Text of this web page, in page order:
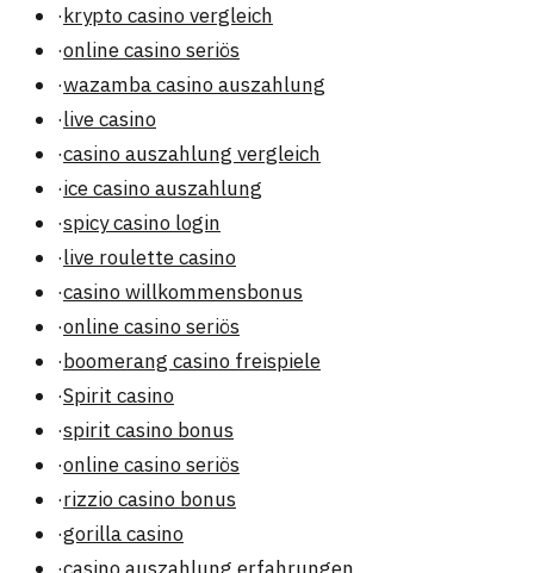
·krypto casino vergleich
·online casino seriös
·wazamba casino auszahlung
·live casino
·casino auszahlung vergleich
·ice casino auszahlung
·spicy casino login
·live roulette casino
·casino willkommensbonus
·online casino seriös
·boomerang casino freispiele
·Spirit casino
·spirit casino bonus
·online casino seriös
·rizzio casino bonus
·gorilla casino